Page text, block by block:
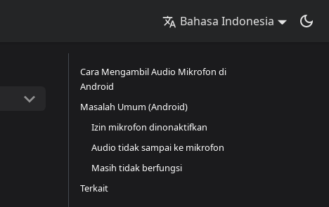
Bahasa Indonesia
Cara Mengambil Audio Mikrofon di
Android
Masalah Umum (Android)
Izin mikrofon dinonaktifkan
Audio tidak sampai ke mikrofon
Masih tidak berfungsi
Terkait